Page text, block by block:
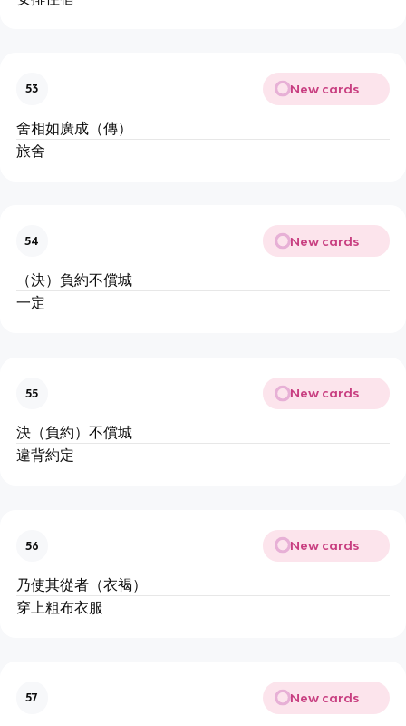
53 New cards
舍相如廣成（傳）
旅舍
54 New cards
（決）負約不償城
一定
55 New cards
決（負約）不償城
違背約定
56 New cards
乃使其從者（衣褐）
穿上粗布衣服
57 New cards